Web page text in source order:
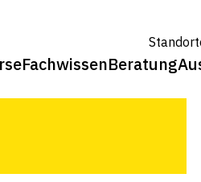
FachwissenBeratung
und